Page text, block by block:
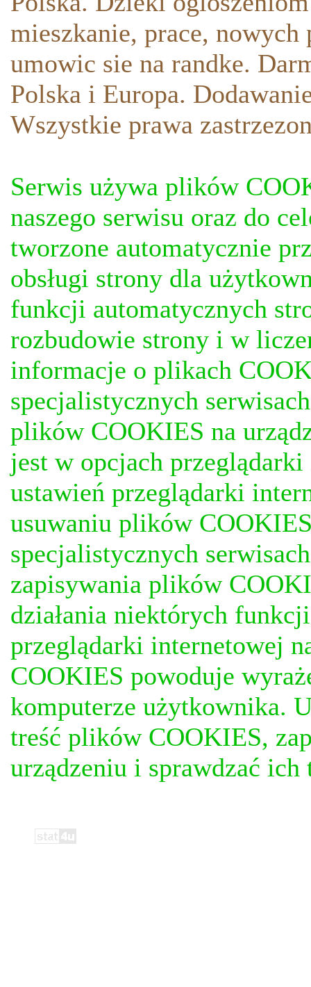
mieszkanie, prace,
umowic sie na randke.
Polska i Europa.
Wszystkie prawa
Serwis używa plików
naszego serwisu oraz do
tworzone automatycznie
obsługi strony dla
funkcji automatycznych
rozbudowie strony i w
informacje o plikach
specjalistycznych
plików COOKIES na
jest w opcjach
ustawień przeglądarki
usuwaniu plików
specjalistycznych
zapisywania plików
działania niektórych
przeglądarki internetowej
COOKIES powoduje
komputerze użytkownika.
treść plików COOKIES,
urządzeniu i sprawdzać ich